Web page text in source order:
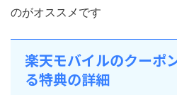
のがオススメです
楽天モバイルのクーポ
る特典の詳細